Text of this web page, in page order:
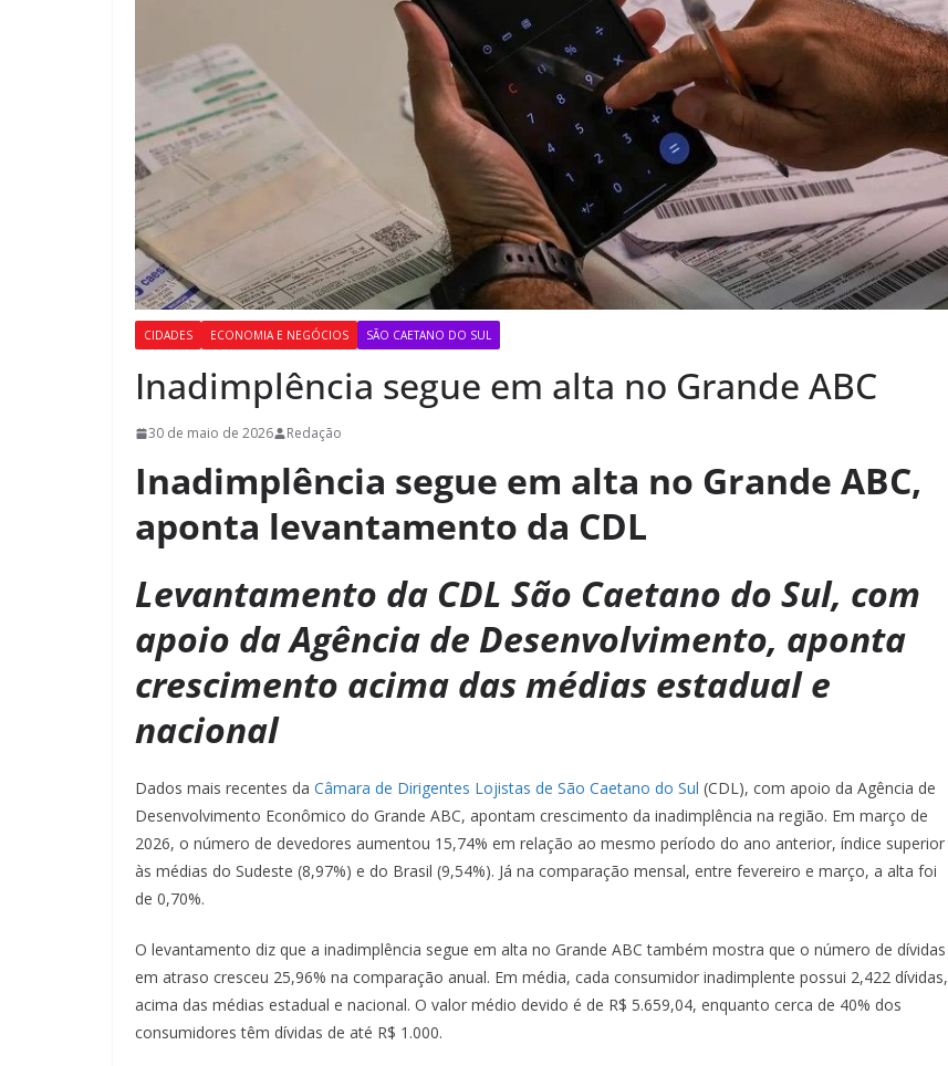
CIDADES ECONOMIA E NEGÓCIOS SÃO CAETANO DO SUL
Inadimplência segue em alta no Grande ABC
30 de maio de 2026 Redação
Inadimplência segue em alta no Grande ABC,
aponta levantamento da CDL
Levantamento da CDL São Caetano do Sul, com
apoio da Agência de Desenvolvimento, aponta
crescimento acima das médias estadual e
nacional
Dados mais recentes da Câmara de Dirigentes Lojistas de São Caetano do Sul (CDL), com apoio da Agência de
Desenvolvimento Econômico do Grande ABC, apontam crescimento da inadimplência na região. Em março de
2026, o número de devedores aumentou 15,74% em relação ao mesmo período do ano anterior, índice superior
às médias do Sudeste (8,97%) e do Brasil (9,54%). Já na comparação mensal, entre fevereiro e março, a alta foi
de 0,70%.
O levantamento diz que a inadimplência segue em alta no Grande ABC também mostra que o número de dívidas
em atraso cresceu 25,96% na comparação anual. Em média, cada consumidor inadimplente possui 2,422 dívidas,
acima das médias estadual e nacional. O valor médio devido é de R$ 5.659,04, enquanto cerca de 40% dos
consumidores têm dívidas de até R$ 1.000.